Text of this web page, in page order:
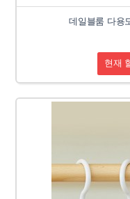
데일블룸 다용
현재